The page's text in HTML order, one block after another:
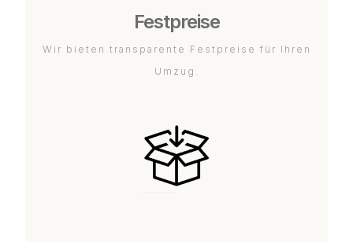
Festpreise
Wir bieten transparente Festpreise für Ihren
Umzug.